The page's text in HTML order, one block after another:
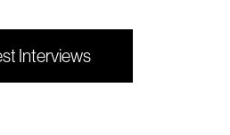
Interviews